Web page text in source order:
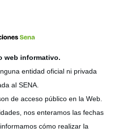
web informativo.
entidad oficial ni privada
al SENA.
de acceso público en la Web.
nos enteramos las fechas
cómo realizar la